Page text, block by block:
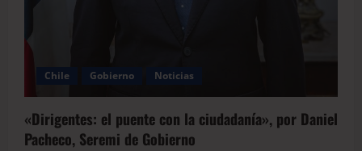
Chile Gobierno Noticias
«Dirigentes: el puente con la ciudadanía», por Daniel
Pacheco, Seremi de Gobierno